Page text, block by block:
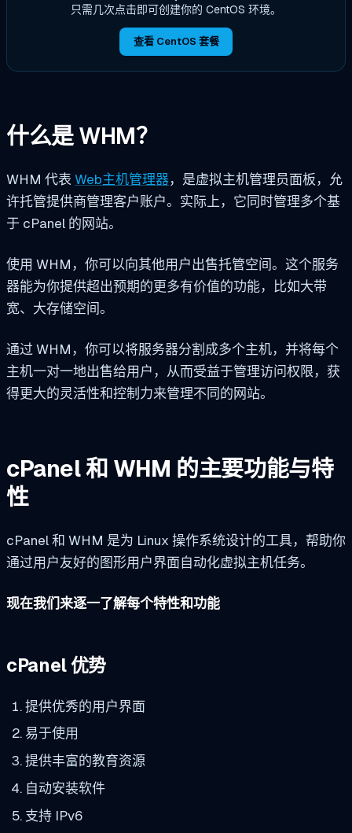
只需几次点击即可创建你的 CentOS 环境。
查看 CentOS 套餐
什么是 WHM？
WHM 代表 Web主机管理器，是虚拟主机管理员面板，允
许托管提供商管理客户账户。实际上，它同时管理多个基
于 cPanel 的网站。
使用 WHM，你可以向其他用户出售托管空间。这个服务
器能为你提供超出预期的更多有价值的功能，比如大带
宽、大存储空间。
通过 WHM，你可以将服务器分割成多个主机，并将每个
主机一对一地出售给用户，从而受益于管理访问权限，获
得更大的灵活性和控制力来管理不同的网站。
cPanel 和 WHM 的主要功能与特
性
cPanel 和 WHM 是为 Linux 操作系统设计的工具，帮助你
通过用户友好的图形用户界面自动化虚拟主机任务。
现在我们来逐一了解每个特性和功能
cPanel 优势
提供优秀的用户界面
易于使用
提供丰富的教育资源
自动安装软件
支持 IPv6